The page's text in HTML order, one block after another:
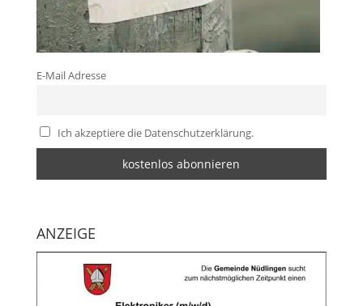
E-Mail Adresse
Ich akzeptiere die Datenschutzerklärung.
ANZEIGE